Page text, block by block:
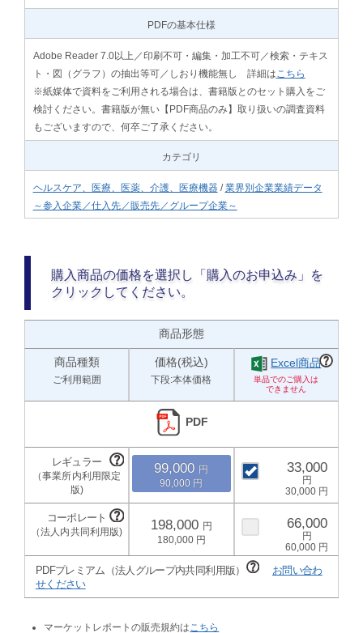
PDFの基本仕様
Adobe Reader 7.0以上／印刷不可・編集・加工不可／検索・テキス
ト・図（グラフ）の抽出等可／しおり機能無し 詳細は こちら
※紙媒体で資料をご利用される場合は、書籍版とのセット購入をご
検討ください。書籍版が無い【PDF商品のみ】取り扱いの調査資料
もございますので、何卒ご了承ください。
カテゴリ
ヘルスケア、医療、医薬、介護、医療機器/業界別企業業績データ
～参入企業／仕入先／販売先／グループ企業～
購入商品の価格を選択し「購入のお申込み」を
クリックしてください。
商品形態
商品種類
ご利用範囲
価格(税込)
下段:本体価格
Excel商品
PDF
99,000
90,000
33,000
30,000
198,000
180,000
66,000
60,000
PDFプレミアム（法人グループ内共同利用版）
お問い合わ
せください
マーケットレポートの販売規約は こちら